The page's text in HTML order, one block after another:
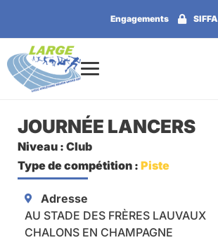
Engagements SIFFA
JOURNÉE LANCERS
Niveau : Club
Type de compétition : Piste
Adresse
AU STADE DES FRÈRES LAUVAUX
CHALONS EN CHAMPAGNE